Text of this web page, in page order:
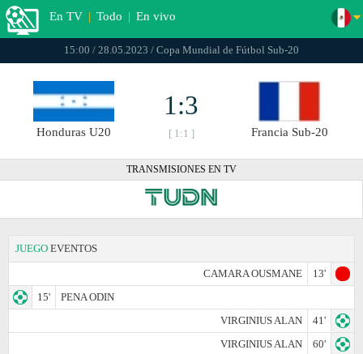
En TV | Todo | En vivo
15:00 / 28.05.2023 / Copa Mundial de Fútbol Sub-20
Honduras U20
1:3
[ 1:1 ] Francia Sub-20
TRANSMISIONES EN TV
JUEGO EVENTOS
CAMARA OUSMANE
13'
15'
PENA ODIN
VIRGINIUS ALAN
41'
VIRGINIUS ALAN
60'